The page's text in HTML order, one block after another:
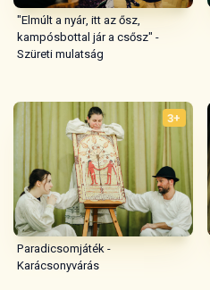
"Elmúlt a nyár, itt az ősz,
kampósbottal jár a csősz" -
Szüreti mulatság
3+
Paradicsomjáték -
Karácsonyvárás